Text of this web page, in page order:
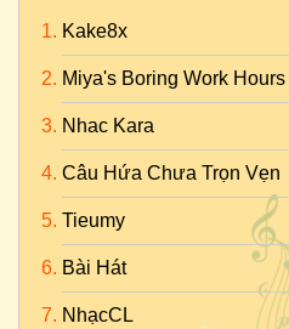
Kake8x
Miya's Boring Work Hours
Nhac Kara
Câu Hứa Chưa Trọn Vẹn
Tieumy
Bài Hát
NhạcCL